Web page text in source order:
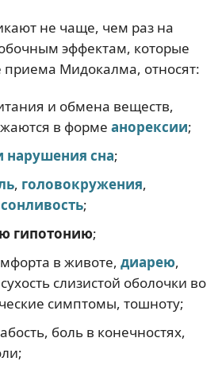
не чаще, чем раз на
эффектам, которые
приема Мидокалма, относят:
и обмена веществ,
в форме анорексии;
нарушения сна;
, головокружения,
сонливость;
гипотонию;
в животе, диарею,
слизистой оболочки во
симптомы, тошноту;
боль в конечностях,